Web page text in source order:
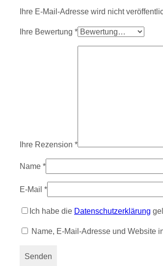
Ihre E-Mail-Adresse wird nicht
Ihre Bewertung *
Ihre Rezension *
Name *
E-Mail *
Ich habe die Datenschutzerklärung
Name, E-Mail-Adresse und Website